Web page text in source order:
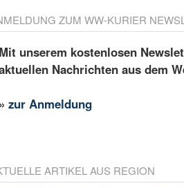
ZUM WW-KURIER
Mit unserem kostenlosen
Nachrichten aus dem
»zur Anmeldung
ARTIKEL AUS REGION